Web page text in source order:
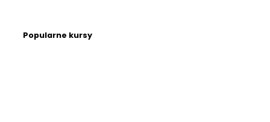
Popularne kursy